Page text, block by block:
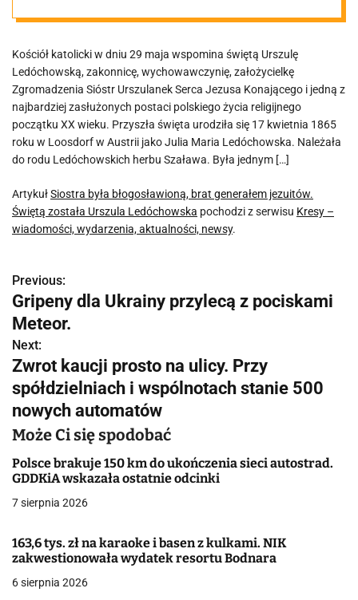
Świętą została
Urszula
Ledóchowska
Kościół katolicki w dniu 29 maja wspomina świętą Urszulę
Ledóchowską, zakonnicę, wychowawczynię, założycielkę
Zgromadzenia Sióstr Urszulanek Serca Jezusa Konającego i jedną z
najbardziej zasłużonych postaci polskiego życia religijnego
początku XX wieku. Przyszła święta urodziła się 17 kwietnia 1865
roku w Loosdorf w Austrii jako Julia Maria Ledóchowska. Należała
do rodu Ledóchowskich herbu Szaława. Była jednym […]
ArtykułSiostra była błogosławioną, brat generałem jezuitów.
Świętą została Urszula Ledóchowska pochodzi z serwisu Kresy –
wiadomości, wydarzenia, aktualności, newsy.
N
a
w
i
g
a
c
j
w
p
Previous:
Gripeny dla Ukrainy przylecą z pociskami
Meteor.
Next:
Zwrot kaucji prosto na ulicy. Przy
spółdzielniach i wspólnotach stanie 500
nowych automatów
Może Ci się spodobać
Polsce brakuje 150 km do ukończenia sieci autostrad.
GDDKiA wskazała ostatnie odcinki
7 sierpnia 2026
163,6 tys. zł na karaoke i basen z kulkami. NIK
zakwestionowała wydatek resortu Bodnara
6 sierpnia 2026